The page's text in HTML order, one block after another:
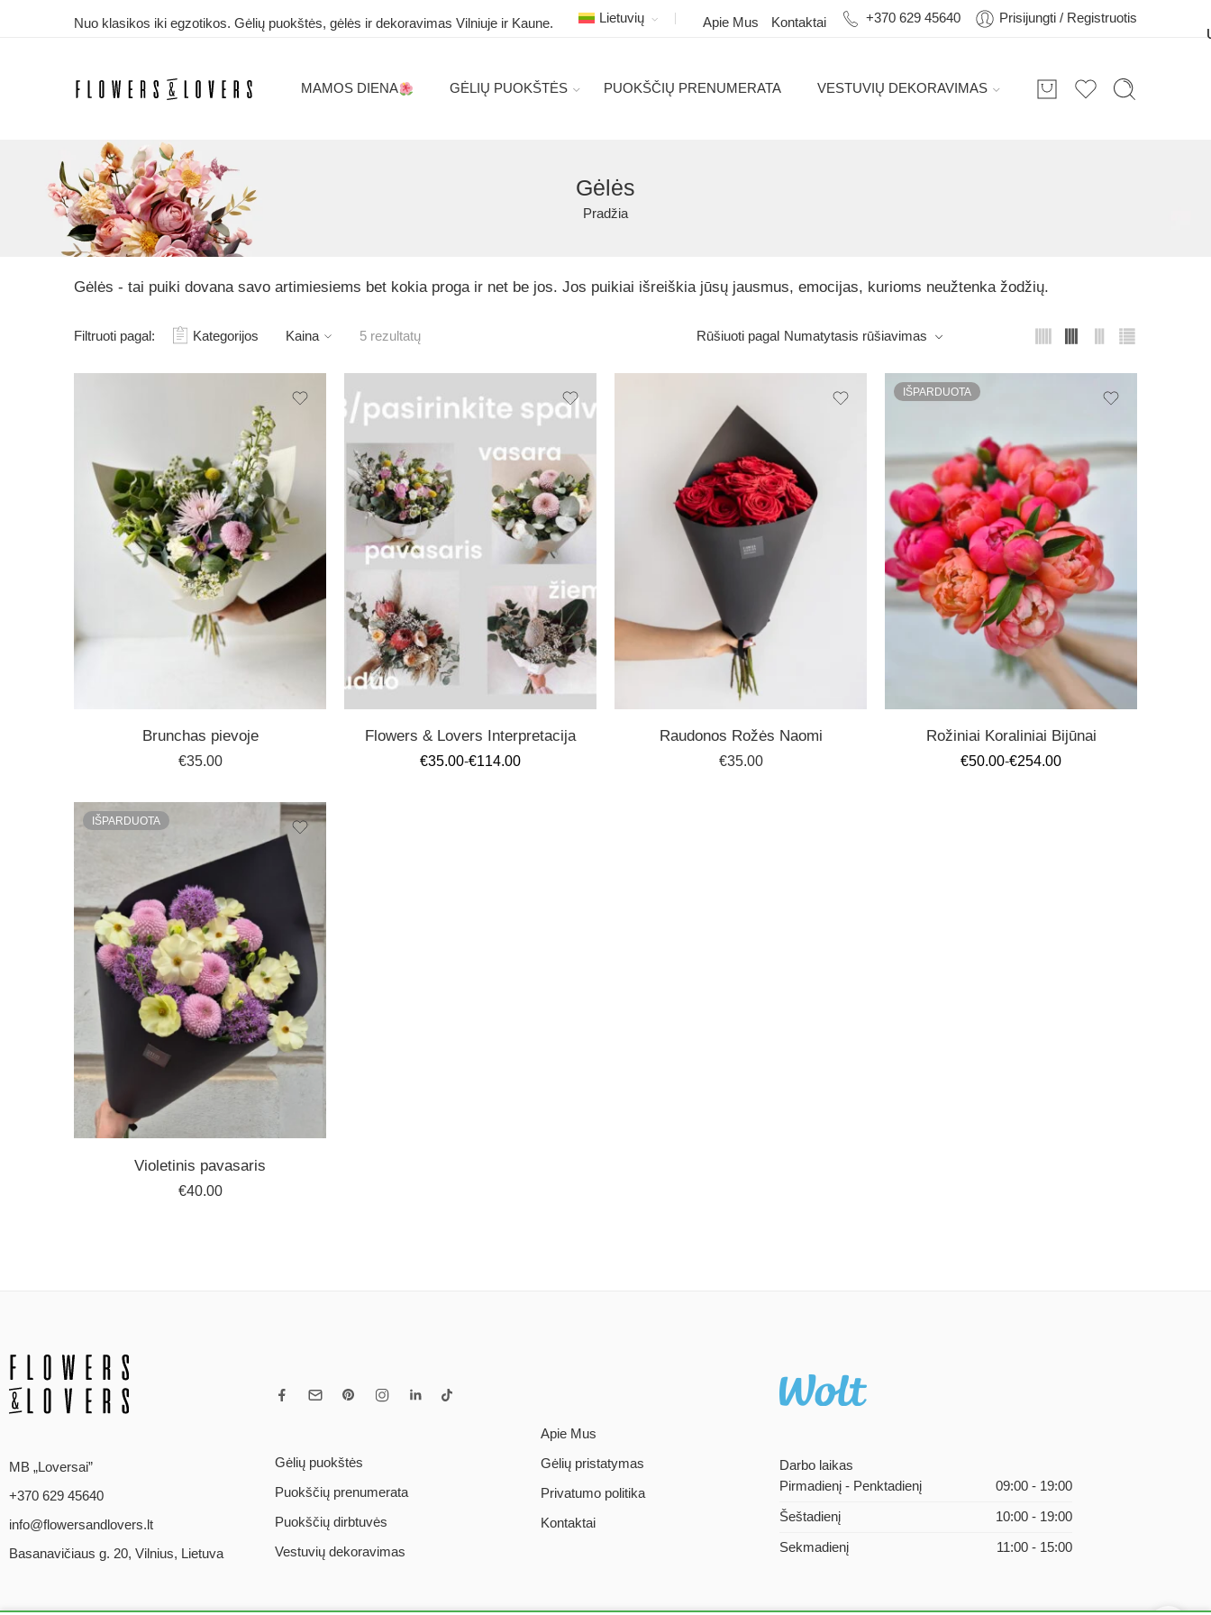
Nuo klasikos iki egzotikos. Gėlių puokštės, gėlės ir dekoravimas Vilniuje ir Kaune. Lietuvių Apie Mus Kontaktai +370 629 45640 Prisijungti / Registruotis
MAMOS DIENA GĖLIŲ PUOKŠTĖS PUOKŠČIŲ PRENUMERATA VESTUVIŲ DEKORAVIMAS
Gėlės
Pradžia
Gėlės - tai puiki dovana savo artimiesiems bet kokia proga ir net be jos. Jos puikiai išreiškia jūsų jausmus, emocijas, kurioms neužtenka žodžių.
Filtruoti pagal: Kategorijos Kaina 5 rezultatų Rūšiuoti pagal Numatytasis rūšiavimas
Brunchas pievoje
€35.00
Flowers & Lovers Interpretacija
€35.00-€114.00
Raudonos Rožės Naomi
€35.00
IŠPARDUOTA
Rožiniai Koraliniai Bijūnai
€50.00-€254.00
IŠPARDUOTA
Violetinis pavasaris
€40.00
MB „Loversai”
+370 629 45640
info@flowersandlovers.lt
Basanavičiaus g. 20, Vilnius, Lietuva
Gėlių puokštės
Puokščių prenumerata
Puokščių dirbtuvės
Vestuvių dekoravimas
Apie Mus
Gėlių pristatymas
Privatumo politika
Kontaktai
Darbo laikas
Pirmadienį - Penktadienį
09:00 - 19:00
Šeštadienį 10:00 - 19:00
Sekmadienį 11:00 - 15:00